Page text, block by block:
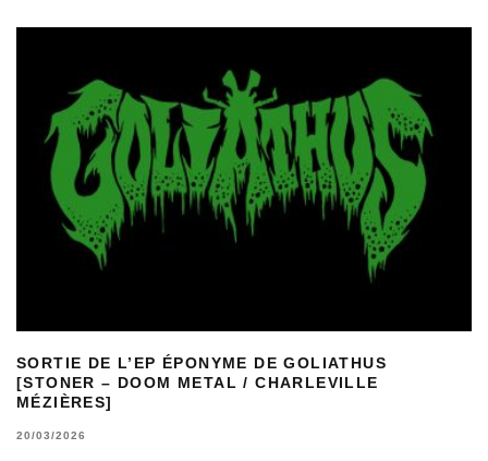
SORTIE DE L’EP ÉPONYME DE GOLIATHUS
[STONER – DOOM METAL / CHARLEVILLE
MÉZIÈRES]
20/03/2026